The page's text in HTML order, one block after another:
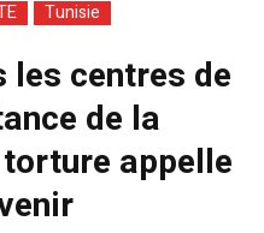
Tunisie
les centres de
de la
appelle